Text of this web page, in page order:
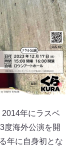
年にラスベ
度海外公演を開
年に自身初とな